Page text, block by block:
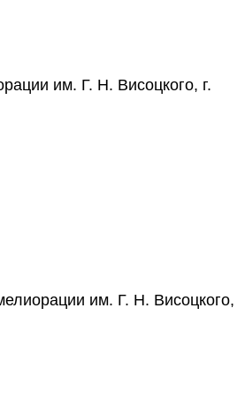
им. Г. Н. Висоцкого, г.
им. Г. Н. Висоцкого,